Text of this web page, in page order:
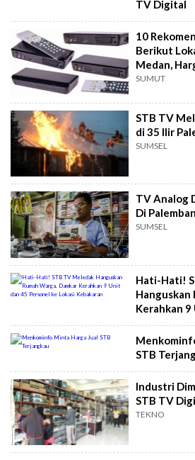
TV Digital
10
Berikut
Medan,
Ribuan
SUMUT
STB TV
di 35 Ilir
SUMSEL
TV Analog
Di
SUMSEL
Hati-Hati!
Hanguskan
Kerahkan
STB
Industri
STB TV
TEKNO